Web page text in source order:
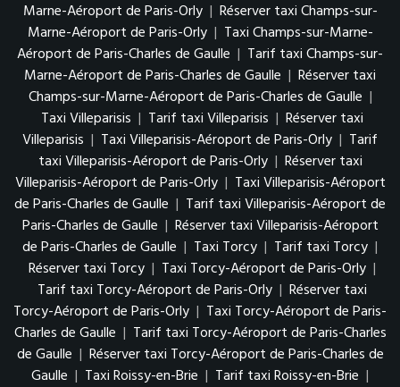
Marne-Aéroport de Paris-Orly | Réserver taxi Champs-sur-
Marne-Aéroport de Paris-Orly | Taxi Champs-sur-Marne-
Aéroport de Paris-Charles de Gaulle | Tarif taxi Champs-sur-
Marne-Aéroport de Paris-Charles de Gaulle | Réserver taxi
Champs-sur-Marne-Aéroport de Paris-Charles de Gaulle |
Taxi Villeparisis | Tarif taxi Villeparisis | Réserver taxi
Villeparisis | Taxi Villeparisis-Aéroport de Paris-Orly | Tarif
taxi Villeparisis-Aéroport de Paris-Orly | Réserver taxi
Villeparisis-Aéroport de Paris-Orly | Taxi Villeparisis-Aéroport
de Paris-Charles de Gaulle | Tarif taxi Villeparisis-Aéroport de
Paris-Charles de Gaulle | Réserver taxi Villeparisis-Aéroport
de Paris-Charles de Gaulle | Taxi Torcy | Tarif taxi Torcy |
Réserver taxi Torcy | Taxi Torcy-Aéroport de Paris-Orly |
Tarif taxi Torcy-Aéroport de Paris-Orly | Réserver taxi
Torcy-Aéroport de Paris-Orly | Taxi Torcy-Aéroport de Paris-
Charles de Gaulle | Tarif taxi Torcy-Aéroport de Paris-Charles
de Gaulle | Réserver taxi Torcy-Aéroport de Paris-Charles de
Gaulle | Taxi Roissy-en-Brie | Tarif taxi Roissy-en-Brie |